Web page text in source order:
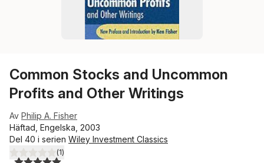
Common Stocks and Uncommon
Profits and Other Writings
Av Philip A. Fisher
Häftad, Engelska, 2003
Del 40 i serien Wiley Investment Classics
5,0utav 5 stjärnor. Totalt antal röster:
(1)